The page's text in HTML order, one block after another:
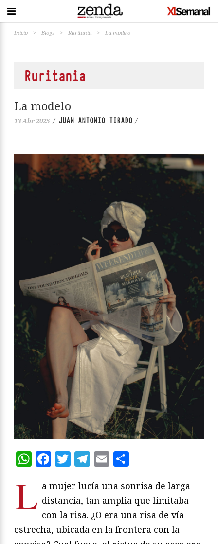
Inicio > Blogs > Ruritania > La modelo
Ruritania
La modelo
13 Abr 2025 / JUAN ANTONIO TIRADO /
WhatsApp
Facebook
Twitter
Telegram
Email
L a mujer lucía una sonrisa de larga
distancia, tan amplia que limitaba
con la risa. ¿O era una risa de vía
estrecha, ubicada en la frontera con la